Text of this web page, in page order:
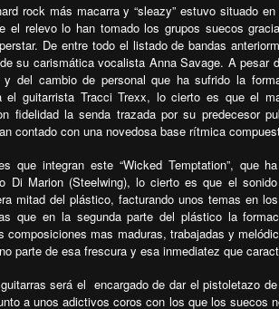
rock más macarra y “sleazy” estuvo situado
el relevo lo han tomado los grupos suecos
De entre todo el listado de bandas
su carismática vocalista Anna Savage. A pesar
y del cambio de personal que ha sufrido la
guitarrista Tracci Trexx, lo cierto es que el
fidelidad la senda trazada por su predecesor
contado con una novedosa base rítmica
que integran este “Wicked Temptation”, que
Di Marion (Steelwing), lo cierto es que el
mitad del plástico, facturando unos temas en
que en la segunda parte del plástico la
composiciones mas maduras, trabajadas y
parte de esa frescura y esa inmediatez que
será el encargado de dar el pistoletazo
a unos adictivos coros con los que los suecos